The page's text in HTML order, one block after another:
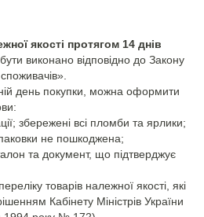
якості протягом 14 днів
виконано відповідно до Закону
день покупки, можна оформити
збережені всі пломби та ярлики;
не пошкоджена;
та документ, що підтверджує
товарів належної якості, які
Кабінету Міністрів України